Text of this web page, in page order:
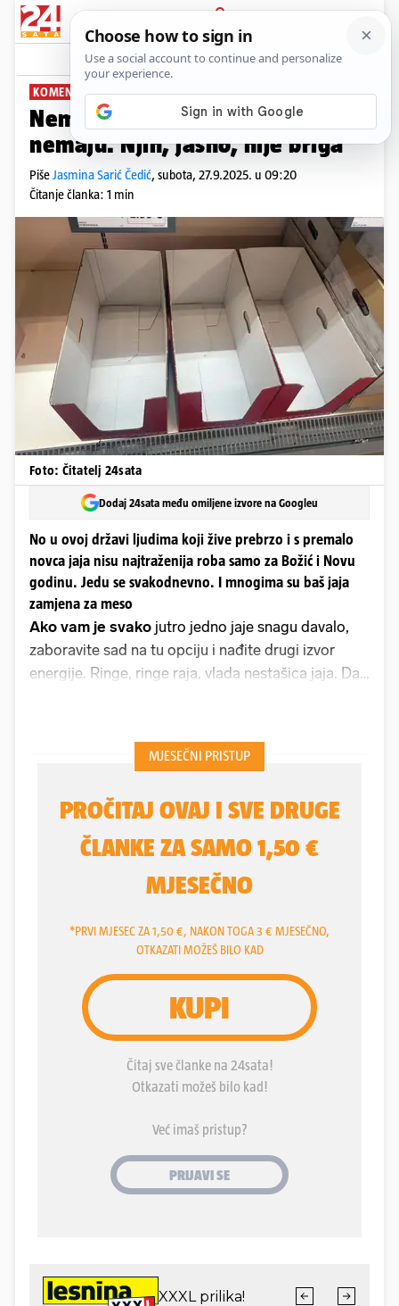
PRIJAVA
News Komentari
KOMENTIRA JASMINA SARIĆ ČEDIĆ PLUS+
Nema jaja. Ni političari ih
nemaju. Njih, jasno, nije briga
PišeJasmina Sarić Čedić, subota, 27.9.2025. u 09:20
Čitanje članka: 1 min
Foto: Čitatelj 24sata
Dodaj 24sata među omiljene izvore na Googleu
No u ovoj državi ljudima koji žive prebrzo i s premalo
novca jaja nisu najtraženija roba samo za Božić i Novu
godinu. Jedu se svakodnevno. I mnogima su baš jaja
zamjena za meso
Ako vam je svako jutro jedno jaje snagu davalo,
zaboravite sad na tu opciju i nađite drugi izvor
energije. Ringe, ringe raja, vlada nestašica jaja. Da,
samo oni koji su najbrži i dođu najranije. Jer jaja
nema i police su prazne.